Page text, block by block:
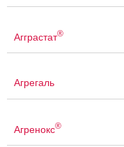
Агграстат®
Агрегаль
Агренокс®